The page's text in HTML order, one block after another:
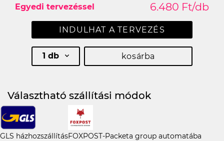
Egyedi tervezéssel 6.480 Ft/db
INDULHAT A TERVEZÉS
1 db kosárba
Választható szállítási módok
GLS házhozszállításFOXPOST-Packeta group automatába